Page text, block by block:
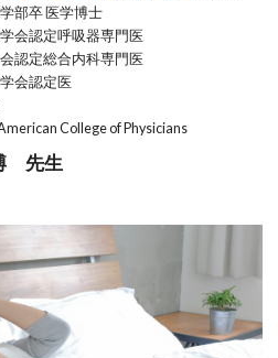
部卒 医学博士
会認定呼吸器専門医
認定総合内科専門医
会認定医
College of Physicians
先生